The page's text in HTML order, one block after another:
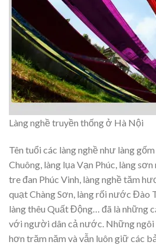
Làng nghề truyền thống ở Hà Nội
Tên tuổi các làng nghề như làng
Chuông, làng lụa Vạn Phúc, làng
tre đan Phúc Vinh, làng nghề tăm
quạt Chàng Sơn, làng rối nước Đào
làng thêu Quất Động… đã là những
với người dân cả nước. Những ngôi
hơn trăm năm và vẫn luôn giữ các